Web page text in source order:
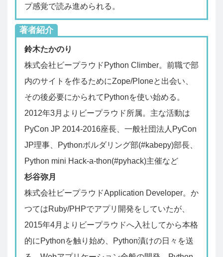
プ感覚で読み進められる。
著者紹介
鈴木たかのり
株式会社ビープラウドPython Climber。前職で部
内のサイトを作るためにZope/Ploneと出会い、
その後必要にかられてPythonを使い始める。
2012年3月よりビープラウド所属。主な活動は
PyCon JP 2014‐2016座長、一般社団法人PyCon
JP理事、Pythonボルダリング部(#kabepy)部長、
Python mini Hack‐a‐thon(#pyhack)主催など
杉谷弥月
株式会社ビープラウドApplication Developer。か
つてはRuby/PHPでアプリ開発をしていたが、
2015年4月よりビープラウドへ入社してから本格
的にPythonを触り始め、Python漬けの日々を送